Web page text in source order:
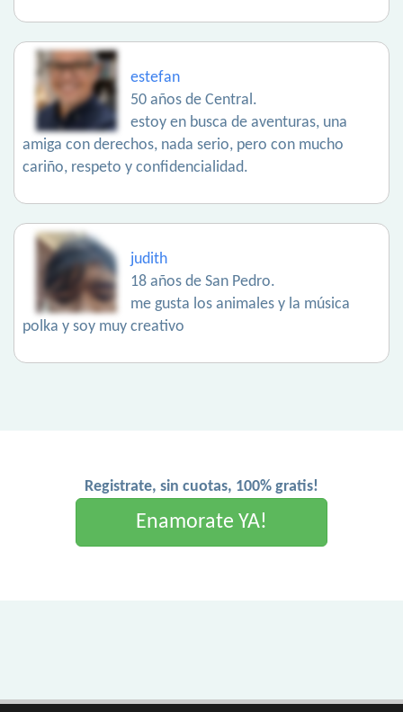
estefan
50 años de Central.
estoy en busca de aventuras, una
amiga con derechos, nada serio, pero con mucho
cariño, respeto y confidencialidad.
judith
18 años de San Pedro.
me gusta los animales y la música
polka y soy muy creativo
Registrate, sin cuotas, 100% gratis!
Enamorate YA!